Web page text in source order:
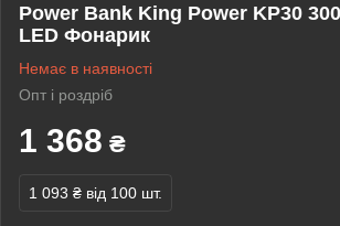
Power Bank King Power KP30
LED Фонарик
Немає в наявності
Опт і роздріб
1 368 ₴
1 093 ₴ від 100 шт.